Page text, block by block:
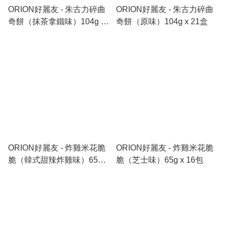
ORION好麗友 - 朱古⼒碎曲
奇餅（抹茶拿鐵味）104g x
ORION好麗友 - 朱古⼒碎曲
奇餅（原味）104g x 21盒
ORION好麗友 - 炸雞⽶花脆
脆（韓式甜辣炸雞味）65g x
ORION好麗友 - 炸雞⽶花脆
脆（芝⼠味）65g x 16包